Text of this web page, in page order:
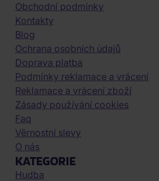
Obchodní podmínky
Kontakty
Blog
Ochrana osobních údajů
Doprava platba
Podmínky reklamace a vrácení
Reklamace a vrácení zboží
Zásady používání cookies
Faq
Věrnostní slevy
O nás
KATEGORIE
Hudba